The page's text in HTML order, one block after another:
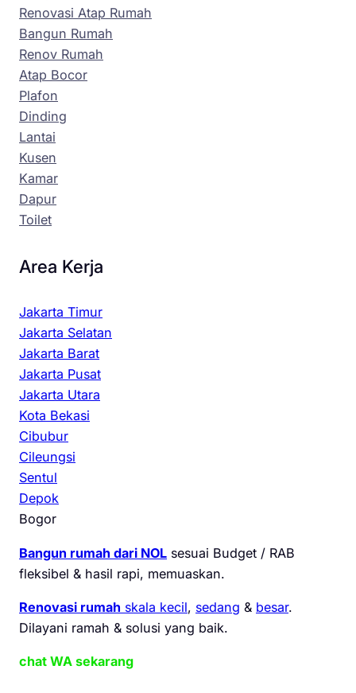
Renovasi Atap Rumah
Bangun Rumah
Renov Rumah
Atap Bocor
Plafon
Dinding
Lantai
Kusen
Kamar
Dapur
Toilet
Area Kerja
Jakarta Timur
Jakarta Selatan
Jakarta Barat
Jakarta Pusat
Jakarta Utara
Kota Bekasi
Cibubur
Cileungsi
Sentul
Depok
Bogor
Bangun rumah dari NOL sesuai Budget / RAB
fleksibel & hasil rapi, memuaskan.
Renovasi rumah skala kecil, sedang & besar.
Dilayani ramah & solusi yang baik.
chat WA sekarang